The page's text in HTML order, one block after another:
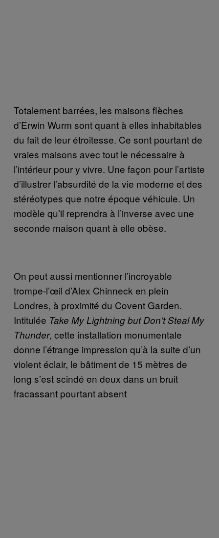
Totalement barrées, les maisons flèches
d’Erwin Wurm sont quant à elles inhabitables
du fait de leur étroitesse. Ce sont pourtant de
vraies maisons avec tout le nécessaire à
l’intérieur pour y vivre. Une façon pour l’artiste
d’illustrer l’absurdité de la vie moderne et des
stéréotypes que notre époque véhicule. Un
modèle qu’il reprendra à l’inverse avec une
seconde maison quant à elle obèse.
On peut aussi mentionner l’incroyable
trompe-l’œil d’Alex Chinneck en plein
Londres, à proximité du Covent Garden.
Intitulée Take My Lightning but Don’t Steal My
Thunder, cette installation monumentale
donne l’étrange impression qu’à la suite d’un
violent éclair, le bâtiment de 15 mètres de
long s’est scindé en deux dans un bruit
fracassant pourtant absent